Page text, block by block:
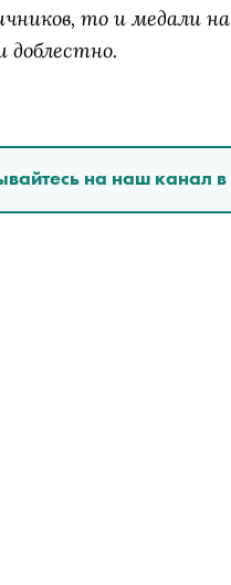
то и медали на
доблестно.
на наш канал в